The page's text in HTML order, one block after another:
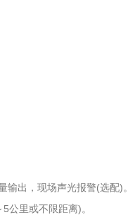
出，现场声光报警(选配)。
里或不限距离)。